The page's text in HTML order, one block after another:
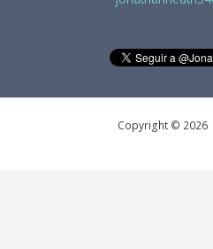
Copyright © 2026